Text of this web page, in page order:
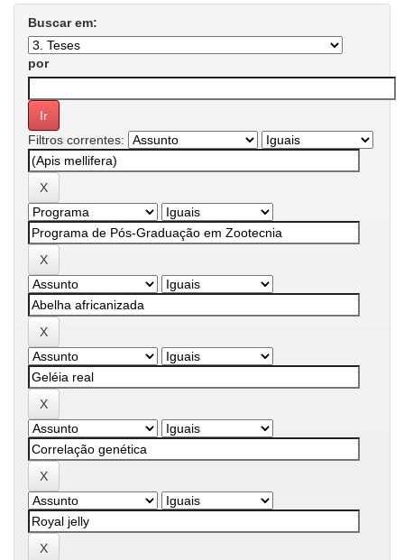
Buscar em:
por
Filtros correntes: